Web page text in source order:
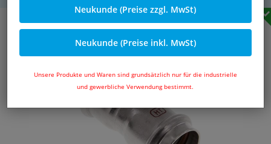
Neukunde (Preise zzgl. MwSt)
Neukunde (Preise inkl. MwSt)
Unsere Produkte und Waren sind grundsätzlich nur für die industrielle
und gewerbliche Verwendung bestimmt.